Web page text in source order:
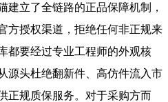
建立了全链路的正品保障机制，
方授权渠道，拒绝任何非正规来
都要经过专业工程师的外观核
源头杜绝翻新件、高仿件流入市
正规质保服务。对于采购方而